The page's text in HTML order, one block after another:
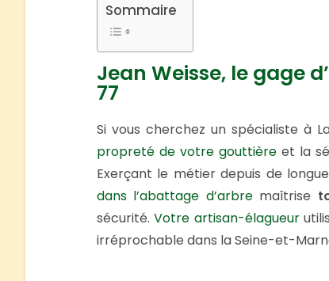
Sommaire
Jean Weisse, le gage
77
Si vous cherchez un spécialiste à
propreté de votre gouttière et la
Exerçant le métier depuis de
dans l’abattage d’arbremaîtrise
sécurité.Votre artisan-élagueur
irréprochable dans la Seine-et-